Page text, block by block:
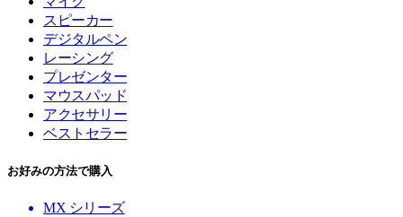
スピーカー
デジタルペン
レーシング
プレゼンター
マウスパッド
アクセサリー
ベストセラー
お好みの方法で購入
MX シリーズ